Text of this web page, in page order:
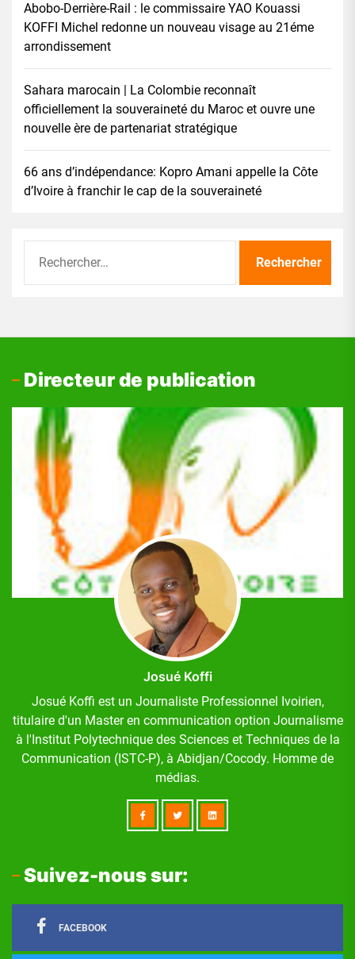
Abobo-Derrière-Rail : le commissaire YAO Kouassi
KOFFI Michel redonne un nouveau visage au 21éme
arrondissement
Sahara marocain | La Colombie reconnaît
officiellement la souveraineté du Maroc et ouvre une
nouvelle ère de partenariat stratégique
66 ans d’indépendance: Kopro Amani appelle la Côte
d’Ivoire à franchir le cap de la souveraineté
Directeur de publication
Josué Koffi
Josué Koffi est un Journaliste Professionnel Ivoirien,
titulaire d'un Master en communication option Journalisme
à l'Institut Polytechnique des Sciences et Techniques de la
Communication (ISTC-P), à Abidjan/Cocody. Homme de
médias.
Suivez-nous sur:
FACEBOOK